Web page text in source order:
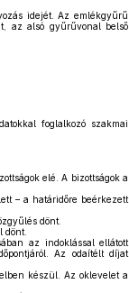
idejét. Az emlékgyűrű
az alsó gyűrűvonal belső
foglalkozó szakmai
elé. A bizottságok a
– a határidőre beérkezett
dönt.
dönt.
az indoklással ellátott
Az odaítélt díjat
készül. Az oklevelet a